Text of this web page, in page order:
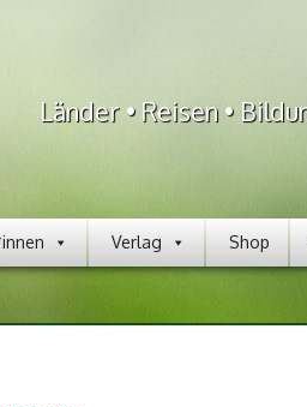
Länder • Reisen •
Verlag Shop